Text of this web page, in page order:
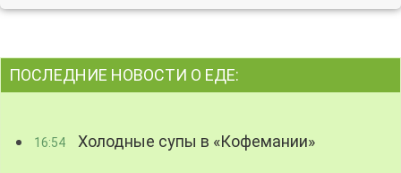
ПОСЛЕДНИЕ НОВОСТИ О ЕДЕ:
16:54 Холодные супы в «Кофемании»